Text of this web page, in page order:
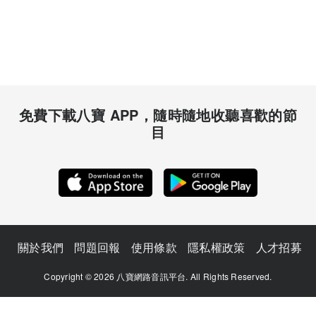
免費下載八寶 APP，隨時隨地收聽喜歡的節
目
關於我們 問題回報 使用條款 隱私權政策 人才招募
Copyright © 2026 八寶網路音訊平台. All Rights Reserved.